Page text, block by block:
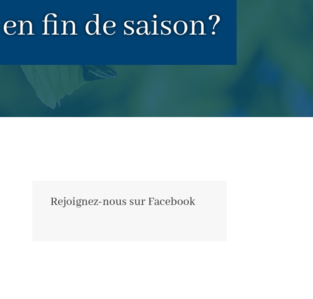
fin de saison?
Rejoignez-nous sur Facebook